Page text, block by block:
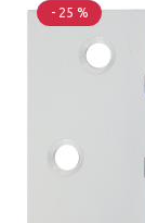
- 25 %